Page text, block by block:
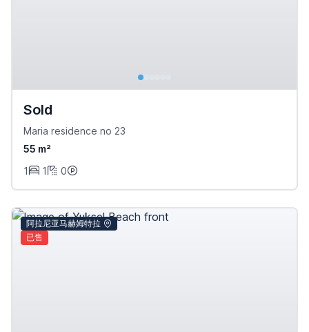
Sold
Maria residence no 23
55 m²
1
1 0
阿拉尼亚马赫姆特拉
已售